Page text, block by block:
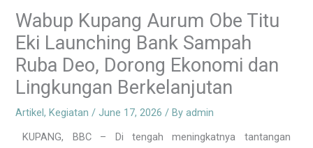
Wabup Kupang Aurum Obe Titu
Eki Launching Bank Sampah
Ruba Deo, Dorong Ekonomi dan
Lingkungan Berkelanjutan
Artikel,Kegiatan /June 17, 2026/ Byadmin
KUPANG, BBC – Di tengah meningkatnya tantangan